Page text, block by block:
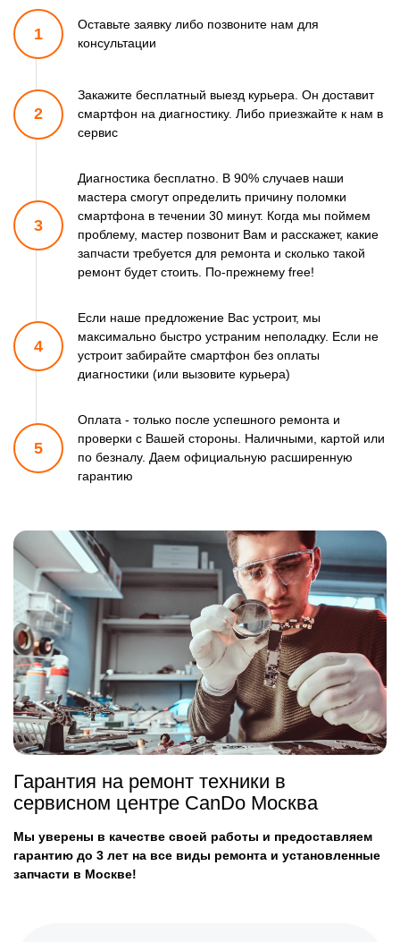
1
Оставьте заявку либо позвоните нам для
консультации
2
Закажите бесплатный выезд курьера. Он доставит
смартфон на диагностику. Либо приезжайте к нам в
сервис
3
Диагностика бесплатно. В 90% случаев наши
мастера смогутопределить причину поломки
смартфона в течении 30 минут. Когда мы поймем
проблему, мастер позвонит Вам и расскажет, какие
запчасти требуется для ремонта и сколько такой
ремонтбудет стоить. По-прежнему free!
4
Если наше предложение Вас устроит, мы
максимально быстро устраним неполадку. Если не
устроит забирайте смартфон без оплаты
диагностики (или вызовите курьера)
5
Оплата - только после успешного ремонта и
проверки с Вашей стороны. Наличными, картой или
по безналу. Даем официальную расширенную
гарантию
Гарантия на ремонт техники в
сервисном центре CanDo Москва
Мы уверены в качестве своей работы и предоставляем
гарантию до 3 лет на все виды ремонта и установленные
запчасти в Москве!